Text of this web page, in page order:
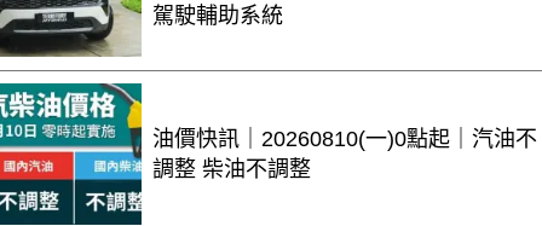
駕駛輔助系統
油價快訊｜20260810(一)0點起｜汽油不
調整 柴油不調整